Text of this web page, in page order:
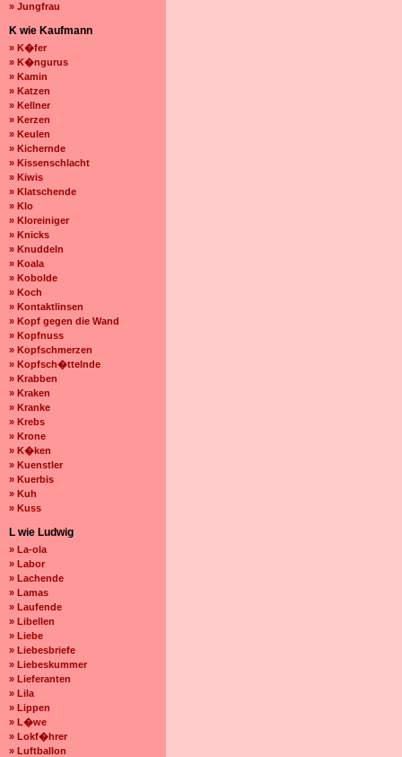
» Jungfrau
K wie Kaufmann
» K�fer
» K�ngurus
» Kamin
» Katzen
» Kellner
» Kerzen
» Keulen
» Kichernde
» Kissenschlacht
» Kiwis
» Klatschende
» Klo
» Kloreiniger
» Knicks
» Knuddeln
» Koala
» Kobolde
» Koch
» Kontaktlinsen
» Kopf gegen die Wand
» Kopfnuss
» Kopfschmerzen
» Kopfsch�ttelnde
» Krabben
» Kraken
» Kranke
» Krebs
» Krone
» K�ken
» Kuenstler
» Kuerbis
» Kuh
» Kuss
L wie Ludwig
» La-ola
» Labor
» Lachende
» Lamas
» Laufende
» Libellen
» Liebe
» Liebesbriefe
» Liebeskummer
» Lieferanten
» Lila
» Lippen
» L�we
» Lokf�hrer
» Luftballon